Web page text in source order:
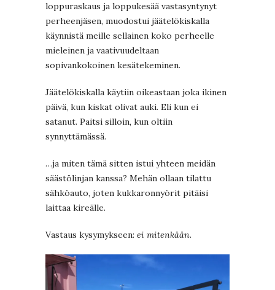
loppuraskaus ja loppukesää vastasyntynyt
perheenjäsen, muodostui jäätelökiskalla
käynnistä meille sellainen koko perheelle
mieleinen ja vaativuudeltaan
sopivankokoinen kesätekeminen.
Jäätelökiskalla käytiin oikeastaan joka ikinen
päivä, kun kiskat olivat auki. Eli kun ei
satanut. Paitsi silloin, kun oltiin
synnyttämässä.
…ja miten tämä sitten istui yhteen meidän
säästölinjan kanssa? Mehän ollaan tilattu
sähköauto, joten kukkaronnyörit pitäisi
laittaa kireälle.
Vastaus kysymykseen: ei mitenkään.